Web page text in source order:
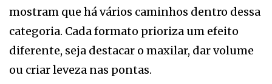
mostram que há vários caminhos dentro dessa
categoria. Cada formato prioriza um efeito
diferente, seja destacar o maxilar, dar volume
ou criar leveza nas pontas.